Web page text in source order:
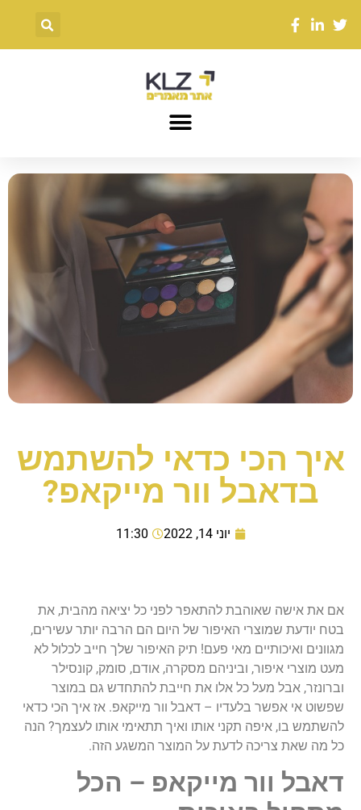
איך הכי כדאי להשתמש
בדאבל וור מייקאפ?
יוני 14, 2022 11:30
אם את אישה שאוהבת להתאפר לפני כל יציאה מהבית, את
בטח יודעת שמוצרי האיפור של היום הם הרבה יותר עשירים,
מגוונים ואיכותיים מאי פעם! תיק האיפור שלך חייב לכלול לא
מעט מוצרי איפור, וביניהם מסקרה, אודם, סומק, קונסילר
וברונזר, אבל מעל כל אלו את חייבת להתחדש גם במוצר
שפשוט אי אפשר בלעדיו – דאבל וור מייקאפ. אז איך הכי כדאי
להשתמש בו, איפה תקני אותו ואיך תתאימי אותו לעצמך? הנה
כל מה שאת צריכה לדעת על המוצר המשגע הזה.
דאבל וור מייקאפ – הכל